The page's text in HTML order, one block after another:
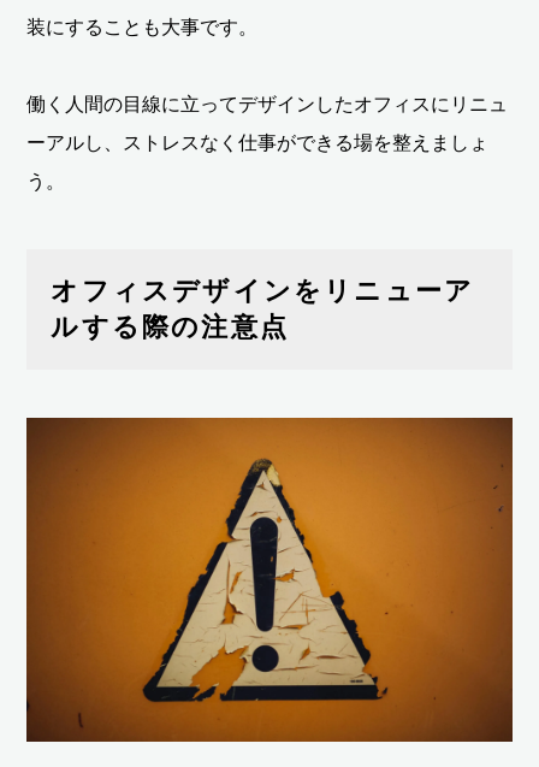
装にすることも大事です。
働く人間の目線に立ってデザインしたオフィスにリニュ
ーアルし、ストレスなく仕事ができる場を整えましょ
う。
オフィスデザインをリニューア
ルする際の注意点